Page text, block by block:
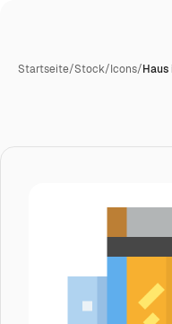
Startseite/Stock/Icons/Haus